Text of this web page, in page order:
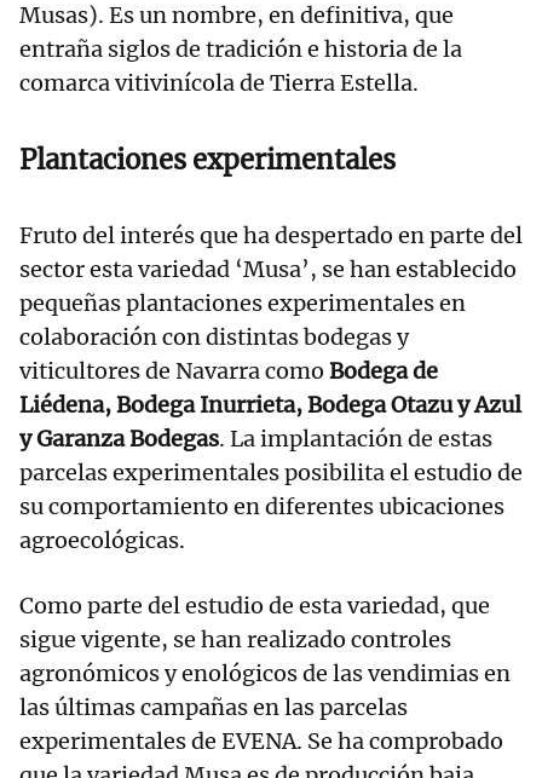
Musas). Es un nombre, en definitiva, que
entraña siglos de tradición e historia de la
comarca vitivinícola de Tierra Estella.
Plantaciones experimentales
Fruto del interés que ha despertado en parte del
sector esta variedad ‘Musa’, se han establecido
pequeñas plantaciones experimentales en
colaboración con distintas bodegas y
viticultores de Navarra como Bodega de
Liédena, Bodega Inurrieta, Bodega Otazu y Azul
y Garanza Bodegas. La implantación de estas
parcelas experimentales posibilita el estudio de
su comportamiento en diferentes ubicaciones
agroecológicas.
Como parte del estudio de esta variedad, que
sigue vigente, se han realizado controles
agronómicos y enológicos de las vendimias en
las últimas campañas en las parcelas
experimentales de EVENA. Se ha comprobado